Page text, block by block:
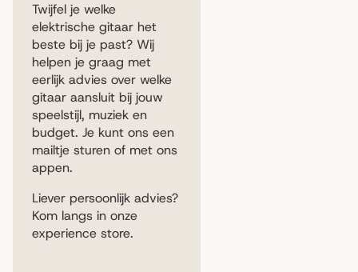
Twijfel je welke
elektrische gitaar het
beste bij je past? Wij
helpen je graag met
eerlijk advies over welke
gitaar aansluit bij jouw
speelstijl, muziek en
budget. Je kunt ons een
mailtje sturen of met ons
appen.
Liever persoonlijk advies?
Kom langs in onze
experience store.